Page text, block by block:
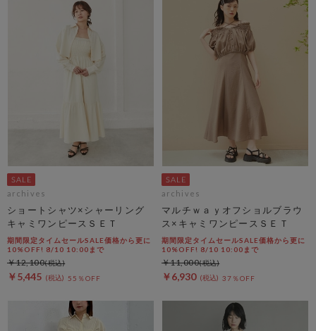
archives
ショートシャツ×シャーリング
キャミワンピースＳＥＴ
期間限定タイムセールSALE価格から更に
10%OFF! 8/10 10:00まで
￥5,445 55％OFF
￥12,100
archives
マルチｗａｙオフショルブラウ
ス×キャミワンピースＳＥＴ
期間限定タイムセールSALE価格から更に
10%OFF! 8/10 10:00まで
￥6,930 37％OFF
￥11,000